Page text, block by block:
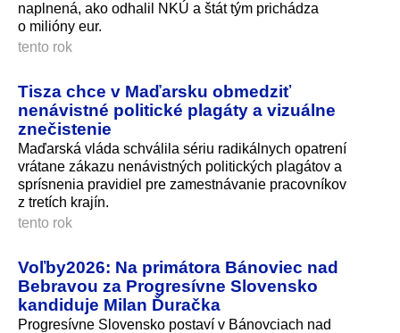
naplnená, ako odhalil NKÚ a štát tým prichádza
o milióny eur.
tento rok
Tisza chce v Maďarsku obmedziť
nenávistné politické plagáty a vizuálne
znečistenie
Maďarská vláda schválila sériu radikálnych opatrení
vrátane zákazu nenávistných politických plagátov a
sprísnenia pravidiel pre zamestnávanie pracovníkov
z tretích krajín.
tento rok
Voľby2026: Na primátora Bánoviec nad
Bebravou za Progresívne Slovensko
kandiduje Milan Ďuračka
Progresívne Slovensko postaví v Bánovciach nad